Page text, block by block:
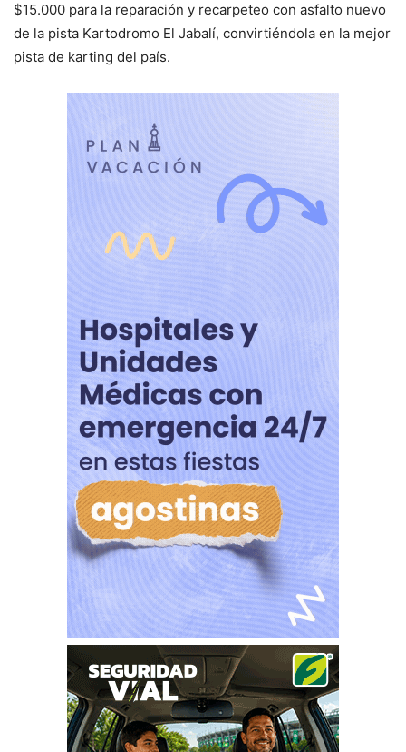
$15.000 para la reparación y recarpeteo con asfalto nuevo
de la pista Kartodromo El Jabalí, convirtiéndola en la mejor
pista de karting del país.